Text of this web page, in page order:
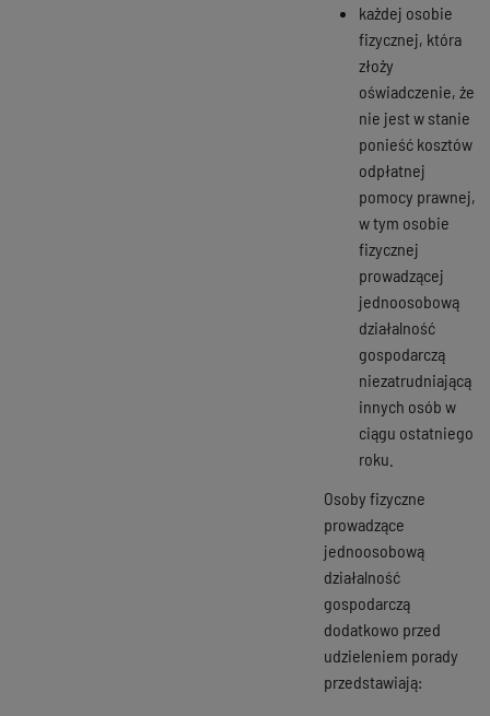
każdej osobie
fizycznej, która
złoży
oświadczenie, że
nie jest w stanie
ponieść kosztów
odpłatnej
pomocy prawnej,
w tym osobie
fizycznej
prowadzącej
jednoosobową
działalność
gospodarczą
niezatrudniającą
innych osób w
ciągu ostatniego
roku.
Osoby fizyczne
prowadzące
jednoosobową
działalność
gospodarczą
dodatkowo przed
udzieleniem porady
przedstawiają: